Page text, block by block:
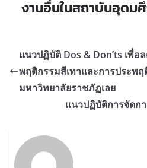
งานอื่นในสถาบันอุดม
แนวปฏิบัติ Dos & Don’ts เพื่อ
พฤติกรรมสีเทาและการประพ
มหาวิทยาลัยราชภัฏเลย
แนวปฏิบัติการจัดกา